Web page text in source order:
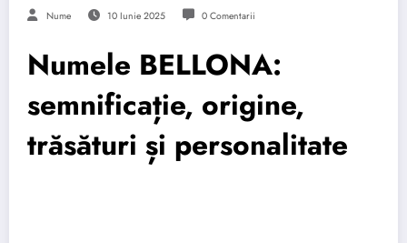
Nume 10 Iunie 2025 0 Comentarii
Numele BELLONA:
semnificație, origine,
trăsături și personalitate